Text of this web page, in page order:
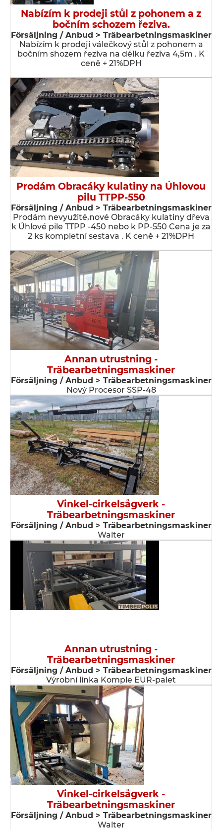
Nabízím k prodeji stůl z pohonem a z
bočním schozem řeziva.
Försäljning / Anbud > Träbearbetningsmaskiner
Nabízím k prodeji válečkový stůl z pohonem a
bočním shozem řeziva na délku řeziva 4,5m . K
ceně + 21%DPH
Prodám Obracáky kulatiny na Úhlovou
pilu TTPP-550
Försäljning / Anbud > Träbearbetningsmaskiner
Prodám nevyužité,nové Obracáky kulatiny dřeva
k Úhlové pile TTPP -450 nebo k PP-550 Cena je za
2 ks kompletní sestava . K ceně + 21%DPH
Annan utrustning -
Träbearbetningsmaskiner
Försäljning / Anbud > Träbearbetningsmaskiner
Nový Procesor SSP-48
Vinkel-cirkelsågverk -
Träbearbetningsmaskiner
Försäljning / Anbud > Träbearbetningsmaskiner
Walter
Annan utrustning -
Träbearbetningsmaskiner
Försäljning / Anbud > Träbearbetningsmaskiner
Výrobní linka Komple EUR-palet
Vinkel-cirkelsågverk -
Träbearbetningsmaskiner
Försäljning / Anbud > Träbearbetningsmaskiner
Walter